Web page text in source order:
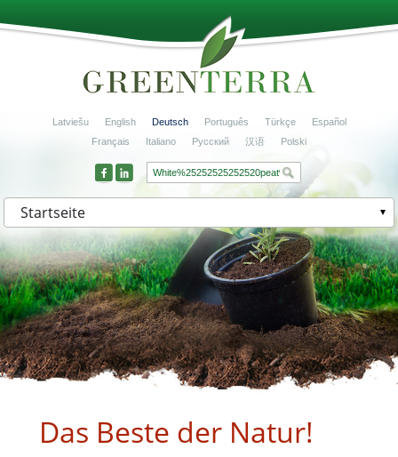
Latviešu English Deutsch Português Türkçe
Español
Français
Italiano Русский 汉语 Polski
Startseite
Das Beste der Natur!